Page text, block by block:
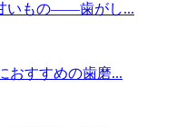
いもの——歯がし...
おすすめの歯磨...